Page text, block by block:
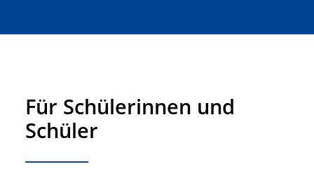
Für Schülerinnen und
Schüler